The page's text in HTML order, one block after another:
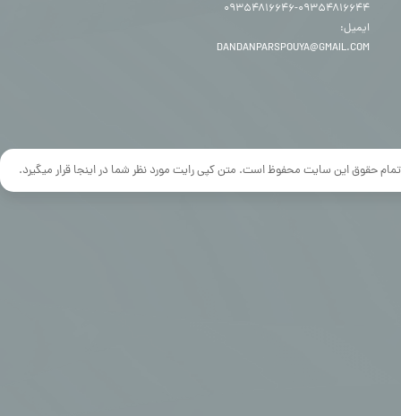
تمام حقوق این سایت محفوظ است. متن کپی رایت مورد نظر شما در اینجا قرار میگیرد.
۰۹۳۵۴۸۱۶۶۴۴-۰۹۳۵۴۸۱۶۶۴۶
ایمیل:
DANDANPARSPOUYA@GMAIL.COM